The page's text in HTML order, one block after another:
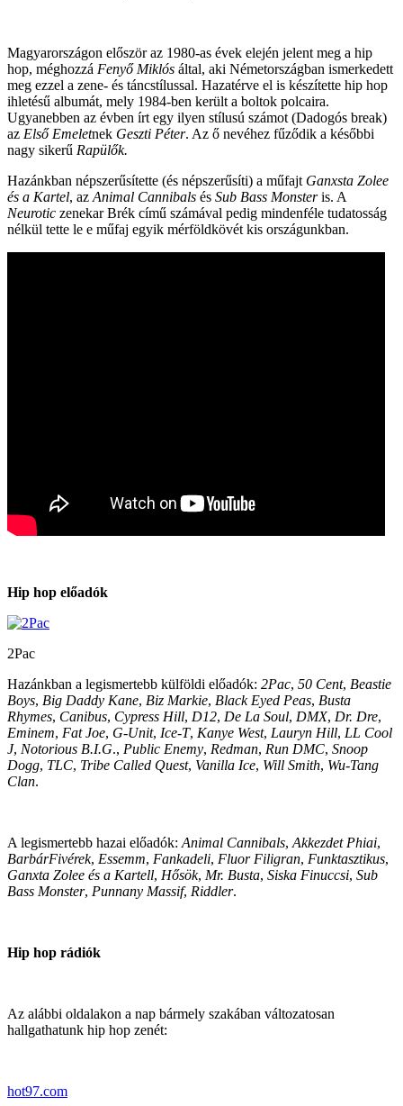
Magyarországon először az 1980-as évek elején jelent meg a hip
hop, méghozzá Fenyő Miklós által, aki Németországban ismerkedett
meg ezzel a zene- és táncstílussal. Hazatérve el is készítette hip hop
ihletésű albumát, mely 1984-ben került a boltok polcaira.
Ugyanebben az évben írt egy ilyen stílusú számot (Dadogós break)
az Első Emeletnek Geszti Péter. Az ő nevéhez fűződik a későbbi
nagy sikerű Rapülők.
Hazánkban népszerűsítette (és népszerűsíti) a műfajt Ganxsta Zolee
és a Kartel, az Animal Cannibals és Sub Bass Monsteris. A
Neurotic zenekar Brék című számával pedig mindenféle tudatosság
nélkül tette le e műfaj egyik mérföldkövét kis országunkban.
Hip hop előadók
2Pac
Hazánkban a legismertebb külföldi előadók: 2Pac, 50 Cent, Beastie
Boys, Big Daddy Kane, Biz Markie, Black Eyed Peas, Busta
Rhymes, Canibus, Cypress Hill, D12, De La Soul, DMX, Dr. Dre,
Eminem, Fat Joe, G-Unit, Ice-T, Kanye West, Lauryn Hill, LL Cool
J, Notorious B.I.G., Public Enemy, Redman, Run DMC, Snoop
Dogg, TLC, Tribe Called Quest, Vanilla Ice, Will Smith, Wu-Tang
Clan.
A legismertebb hazai előadók: Animal Cannibals, Akkezdet Phiai,
BarbárFivérek, Essemm, Fankadeli, Fluor Filigran, Funktasztikus,
Ganxta Zolee és a Kartell, Hősök, Mr. Busta, Siska Finuccsi, Sub
Bass Monster, Punnany Massif, Riddler.
Hip hop rádiók
Az alábbi oldalakon a nap bármely szakában változatosan
hallgathatunk hip hop zenét:
hot97.com